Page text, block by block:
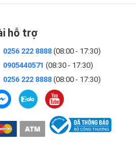
nhờ vào công nghệ AI HDR
tích từng khung hình của nội
một cảnh quay ngoại cảnh với
phản để hiển thị hình ảnh
hỗ trợ
0256 222 8888 (08:00 - 17:30)
0905440571 (08:30 - 17:30)
0256 222 8888 (08:00 - 17:30)